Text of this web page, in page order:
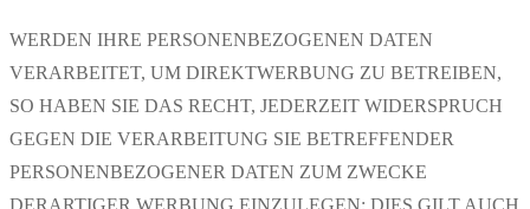
WERDEN IHRE PERSONENBEZOGENEN DATEN
VERARBEITET, UM DIREKTWERBUNG ZU BETREIBEN,
SO HABEN SIE DAS RECHT, JEDERZEIT WIDERSPRUCH
GEGEN DIE VERARBEITUNG SIE BETREFFENDER
PERSONENBEZOGENER DATEN ZUM ZWECKE